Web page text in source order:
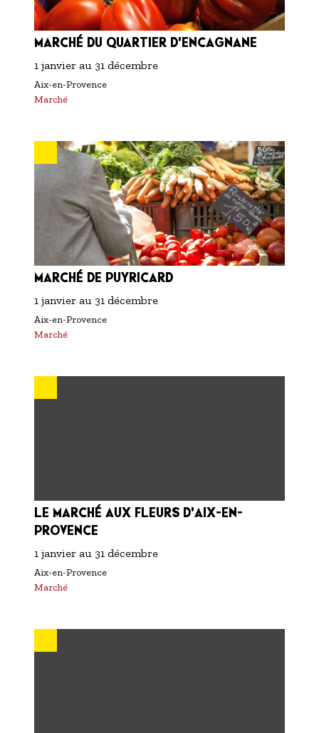
MARCHÉ DU QUARTIER D'ENCAGNANE
1 janvier au 31 décembre
Aix-en-Provence
Marché
MARCHÉ DE PUYRICARD
1 janvier au 31 décembre
Aix-en-Provence
Marché
LE MARCHÉ AUX FLEURS D'AIX-EN-
PROVENCE
1 janvier au 31 décembre
Aix-en-Provence
Marché